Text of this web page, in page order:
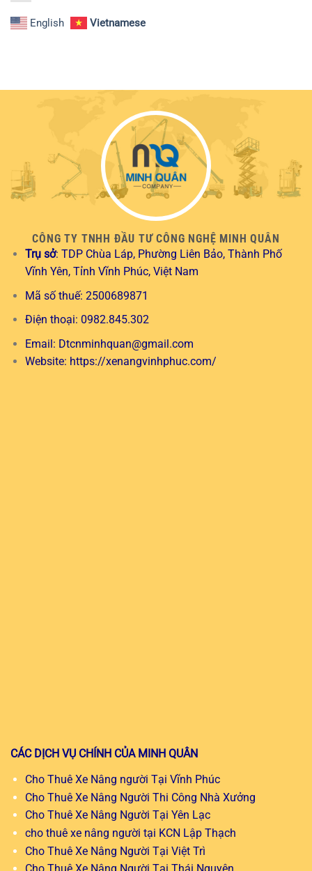
English Vietnamese
CÔNG TY TNHH ĐẦU TƯ CÔNG NGHỆ MINH QUÂN
Trụ sở: TDP Chùa Láp, Phường Liên Bảo, Thành Phố
Vĩnh Yên, Tỉnh Vĩnh Phúc, Việt Nam
Mã số thuế: 2500689871
Điện thoại: 0982.845.302
Email: Dtcnminhquan@gmail.com
Website: https://xenangvinhphuc.com/
CÁC DỊCH VỤ CHÍNH CỦA MINH QUÂN
Cho Thuê Xe Nâng người Tại Vĩnh Phúc
Cho Thuê Xe Nâng Người Thi Công Nhà Xưởng
Cho Thuê Xe Nâng Người Tại Yên Lạc
cho thuê xe nâng người tại KCN Lập Thạch
Cho Thuê Xe Nâng Người Tại Việt Trì